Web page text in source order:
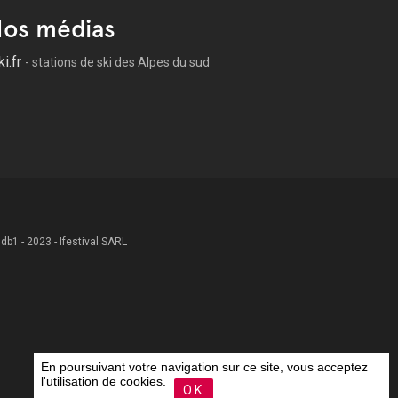
médias
- stations de ski des Alpes du sud
- 2023 - Ifestival SARL
En poursuivant votre navigation sur ce site, vous acceptez
l'utilisation de cookies.
OK